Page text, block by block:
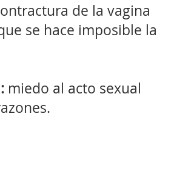
de la vagina
se hace imposible la
miedo al acto sexual